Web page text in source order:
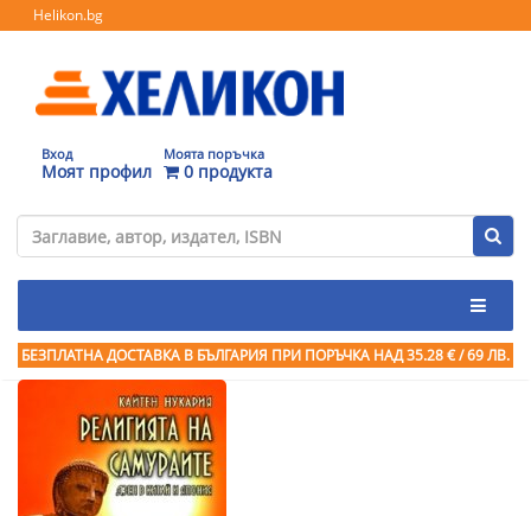
Helikon.bg
Вход
Моят профил
Моята поръчка
0 продукта
БЕЗПЛАТНА ДОСТАВКА В БЪЛГАРИЯ ПРИ ПОРЪЧКА НАД 35.28 € / 69 ЛВ.